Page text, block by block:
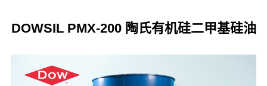
DOWSIL PMX-200 陶氏有机硅二甲基硅油